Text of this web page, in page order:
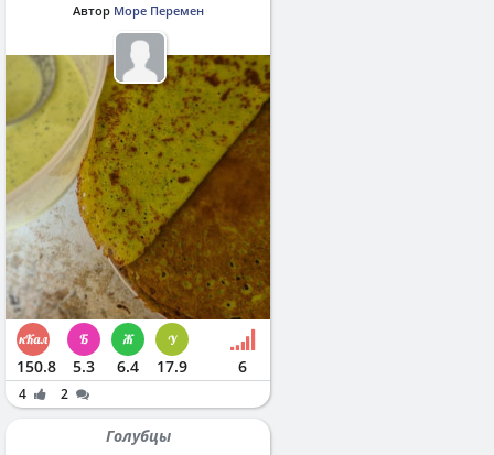
Автор Море Перемен
150.8 5.3 6.4 17.9 6
4 2
Голубцы